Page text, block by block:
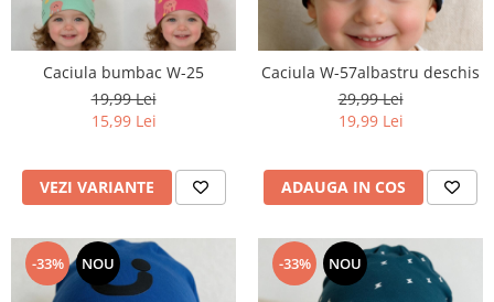
Caciula bumbac W-25
19,99 Lei
15,99 Lei
VEZI VARIANTE
Caciula W-57albastru deschis
29,99 Lei
19,99 Lei
ADAUGA IN COS
-33% NOU -33% NOU